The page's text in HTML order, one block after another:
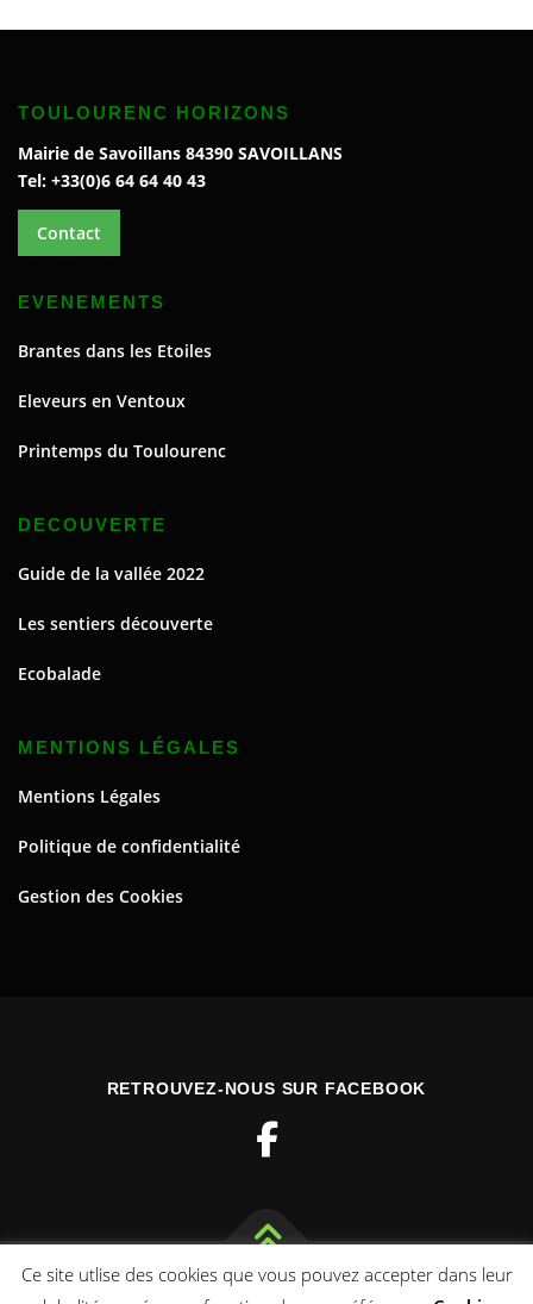
TOULOURENC HORIZONS
Mairie de Savoillans 84390 SAVOILLANS
Tel: +33(0)6 64 64 40 43
Contact
EVENEMENTS
Brantes dans les Etoiles
Eleveurs en Ventoux
Printemps du Toulourenc
DECOUVERTE
Guide de la vallée 2022
Les sentiers découverte
Ecobalade
MENTIONS LÉGALES
Mentions Légales
Politique de confidentialité
Gestion des Cookies
RETROUVEZ-NOUS SUR FACEBOOK
Copyright © 2026 Toulourenc Horizons–OnePress thème
Ce site utlise des cookies que vous pouvez accepter dans leur